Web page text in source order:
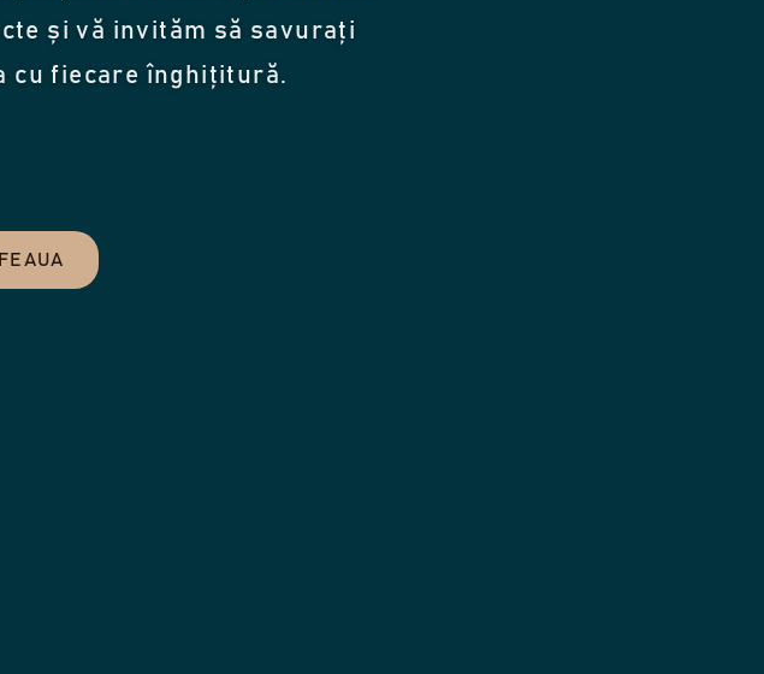
și vă invităm să savurați
cu fiecare înghițitură.